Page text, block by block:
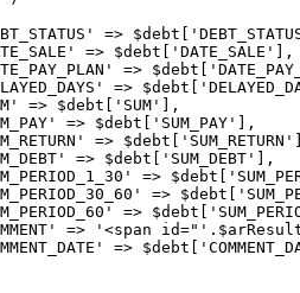
=>
=> $debt['DATE_SALE'],
=>
=>
$debt['SUM'],
=> $debt['SUM_PAY'],
=>
=> $debt['SUM_DEBT'],
=>
=>
=>
=> '<span
=>